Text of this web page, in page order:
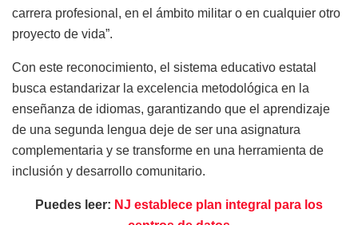
carrera profesional, en el ámbito militar o en cualquier otro
proyecto de vida”.
Con este reconocimiento, el sistema educativo estatal
busca estandarizar la excelencia metodológica en la
enseñanza de idiomas, garantizando que el aprendizaje
de una segunda lengua deje de ser una asignatura
complementaria y se transforme en una herramienta de
inclusión y desarrollo comunitario.
Puedes leer: NJ establece plan integral para los